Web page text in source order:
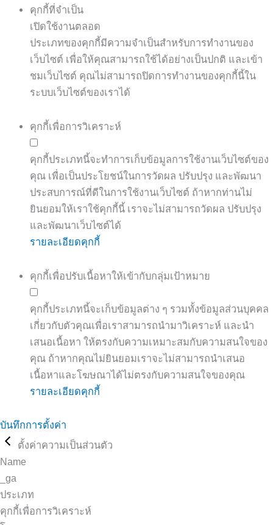
คุกกี้ที่จำเป็น
เปิดใช้งานตลอด
ประเภทของคุกกี้มีความจำเป็นสำหรับการทำงานของ
เว็บไซต์ เพื่อให้คุณสามารถใช้ได้อย่างเป็นปกติ และเข้า
ชมเว็บไซต์ คุณไม่สามารถปิดการทำงานของคุกกี้นี้ใน
ระบบเว็บไซต์ของเราได้
คุกกี้เพื่อการวิเคราะห์
คุกกี้ประเภทนี้จะทำการเก็บข้อมูลการใช้งานเว็บไซต์ของ
คุณ เพื่อเป็นประโยชน์ในการวัดผล ปรับปรุง และพัฒนา
ประสบการณ์ที่ดีในการใช้งานเว็บไซต์ ถ้าหากท่านไม่
ยินยอมให้เราใช้คุกกี้นี้ เราจะไม่สามารถวัดผล ปรับปรุง
และพัฒนาเว็บไซต์ได้
รายละเอียดคุกกี้
คุกกี้เพื่อปรับเนื้อหาให้เข้ากับกลุ่มเป้าหมาย
คุกกี้ประเภทนี้จะเก็บข้อมูลต่าง ๆ รวมทั้งข้อมูลส่วนบุคคล
เกี่ยวกับตัวคุณเพื่อเราสามารถนำมาวิเคราะห์ และนำ
เสนอเนื้อหา ให้ตรงกับความเหมาะสมกับความสนใจของ
คุณ ถ้าหากคุณไม่ยินยอมเราจะไม่สามารถนำเสนอ
เนื้อหาและโฆษณาได้ไม่ตรงกับความสนใจของคุณ
รายละเอียดคุกกี้
บันทึกการตั้งค่า
ตั้งค่าความเป็นส่วนตัว
Name
_ga
ประเภท
คุกกี้เพื่อการวิเคราะห์